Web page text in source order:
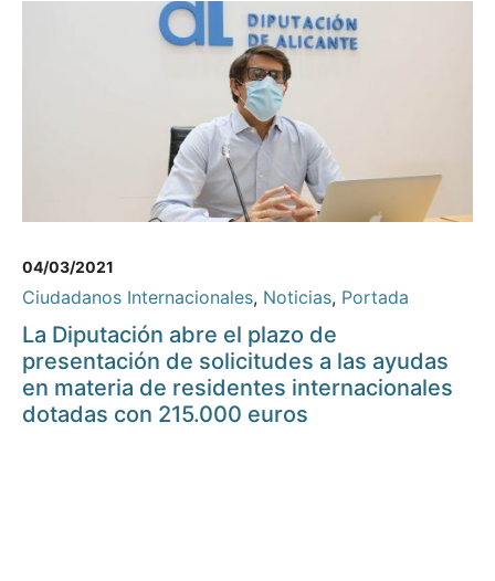
04/03/2021
Ciudadanos Internacionales, Noticias, Portada
La Diputación abre el plazo de
presentación de solicitudes a las ayudas
en materia de residentes internacionales
dotadas con 215.000 euros